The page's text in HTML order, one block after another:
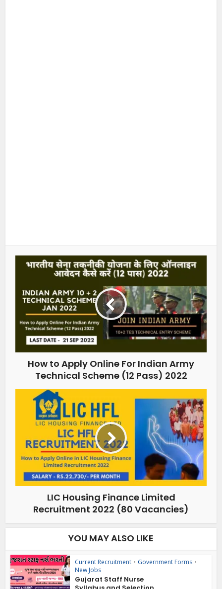
How to Apply Online For Indian Army
Technical Scheme (12 Pass) 2022
LIC Housing Finance Limited
Recruitment 2022 (80 Vacancies)
YOU MAY ALSO LIKE
Current Recruitment • Government Forms •
New Jobs
Gujarat Staff Nurse